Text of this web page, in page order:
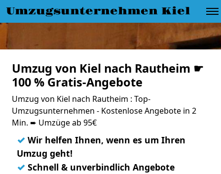
Umzugsunternehmen Kiel
Umzug von Kiel nach Rautheim ☛
100 % Gratis-Angebote
Umzug von Kiel nach Rautheim : Top-
Umzugsunternehmen - Kostenlose Angebote in 2
Min. ➨ Umzüge ab 95€
✓ Wir helfen Ihnen, wenn es um Ihren
Umzug geht!
✓ Schnell & unverbindlich Angebote